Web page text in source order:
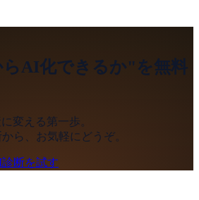
AI化できるか"を無料
変える第一歩。
ら、お気軽にどうぞ。
断を試す